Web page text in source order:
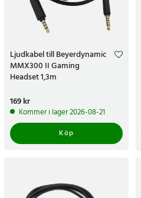
Ljudkabel till Beyerdynamic
MMX300 II Gaming
Headset 1,3m
Pris:169 kr
169 kr
Kommer i lager 2026-08-21
Köp